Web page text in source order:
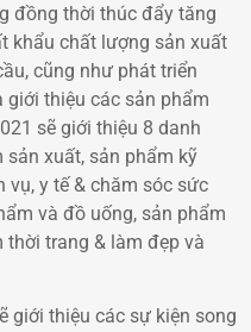
đồng thời thúc đẩy tăng
khẩu chất lượng sản xuất
cũng như phát triển
thiệu các sản phẩm
sẽ giới thiệu 8 danh
xuất, sản phẩm kỹ
vụ, y tế & chăm sóc sức
và đồ uống, sản phẩm
thời trang & làm đẹp và
giới thiệu các sự kiện song